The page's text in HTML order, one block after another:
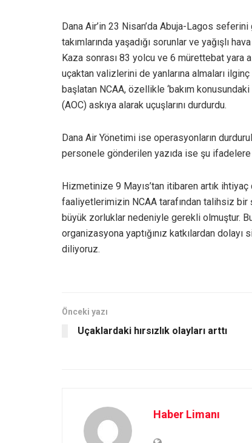
Dana Air’in 23 Nisan’da Abuja-Lagos
takımlarında yaşadığı sorunlar ve yağışlı
Kaza sonrası 83 yolcu ve 6 mürettebat yara
uçaktan valizlerini de yanlarına almaları
başlatan NCAA, özellikle ‘bakım
(AOC) askıya alarak uçuşlarını durdurdu.
Dana Air Yönetimi ise operasyonların
personele gönderilen yazıda ise şu ifadelere
Hizmetinize 9 Mayıs’tan itibaren artık
faaliyetlerimizin NCAA tarafından talihsiz bir
büyük zorluklar nedeniyle gerekli olmuştur.
organizasyona yaptığınız katkılardan
diliyoruz.
Önceki yazı
Uçaklardaki hırsızlık olayları arttı
Haber Limanı